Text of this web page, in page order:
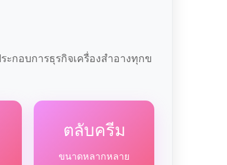
กอบการธุรกิจเครื่องสำอางทุกข
ตลับครีม
ขนาดหลากหลาย